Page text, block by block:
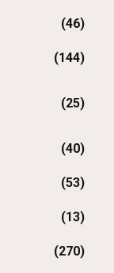
(46)
(144)
(25)
(40)
(53)
(13)
(270)